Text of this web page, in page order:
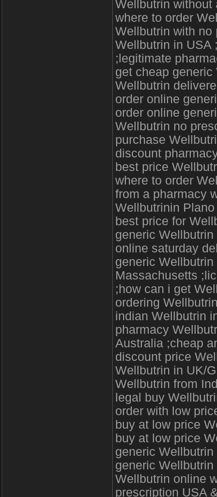
Wellbutrin without
where to order
Wellbutrin with no
Wellbutrin in USA
;legitimate
get cheap
Wellbutrin
order online
order online
Wellbutrin no
purchase
discount
best price
where to order
from a pharmacy
Wellbutrinin
best price for
generic
online saturday
generic
Massachusetts
;how can i get
ordering
indian Wellbutrin
pharmacy
Australia ;cheap
discount price
Wellbutrin in UK/
Wellbutrin from
legal buy
order with low
buy at low price
buy at low price
generic
generic
Wellbutrin online
prescription USA